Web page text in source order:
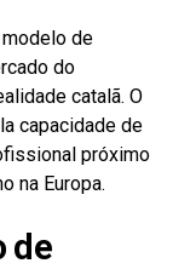
de
do
catalã. O
capacidade de
próximo
na Europa.
de